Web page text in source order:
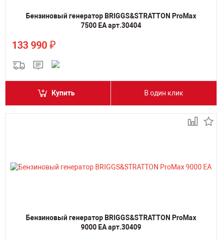
Бензиновый генератор BRIGGS&STRATTON ProMax
7500 EA арт.30404
133 990 ₽
Купить В один клик
Бензиновый генератор BRIGGS&STRATTON ProMax
9000 EA арт.30409